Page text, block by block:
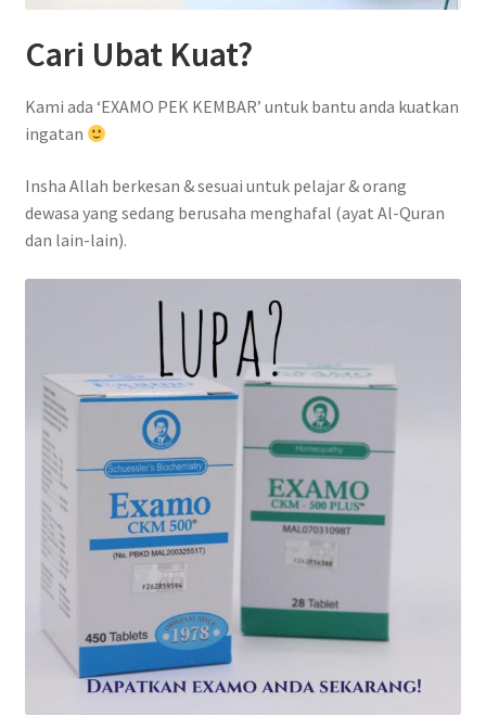
Cari Ubat Kuat?
Kami ada ‘EXAMO PEK KEMBAR’ untuk bantu anda kuatkan
ingatan
Insha Allah berkesan & sesuai untuk pelajar & orang
dewasa yang sedang berusaha menghafal (ayat Al-Quran
dan lain-lain).